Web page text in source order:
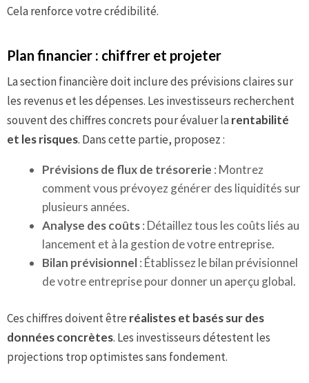
Cela renforce votre crédibilité.
Plan financier : chiffrer et projeter
La section financière doit inclure des prévisions claires sur
les revenus et les dépenses. Les investisseurs recherchent
souvent des chiffres concrets pour évaluer larentabilité
et les risques. Dans cette partie, proposez :
Prévisions de flux de trésorerie : Montrez
comment vous prévoyez générer des liquidités sur
plusieurs années.
Analyse des coûts: Détaillez tous les coûts liés au
lancement et à la gestion de votre entreprise.
Bilan prévisionnel: Établissez le bilan prévisionnel
de votre entreprise pour donner un aperçu global.
Ces chiffres doivent être réalistes et basés sur des
données concrètes. Les investisseurs détestent les
projections trop optimistes sans fondement.